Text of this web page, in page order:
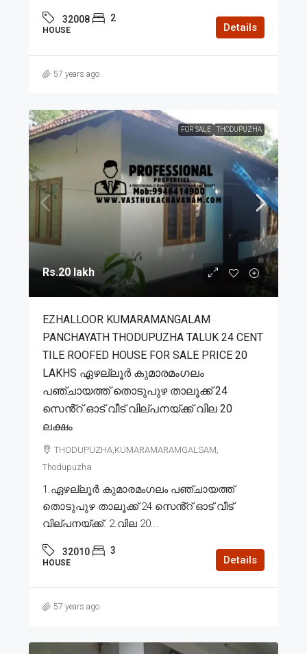
32008 2
HOUSE Details
57 years ago
FOR SALE THODUPUZHA
Rs.20 lakh
EZHALLOOR KUMARAMANGALAM
PANCHAYATH THODUPUZHA TALUK 24 CENT
TILE ROOFED HOUSE FOR SALE PRICE 20
LAKHS ഏഴല്ലൂർ കുമാരമംഗലം
പഞ്ചായത്ത് തൊടുപുഴ താലൂക്ക് 24
സെൻ്റ് ഓട് വീട് വില്പനയ്ക്ക് വില 20
ലക്ഷം
THODUPUZHA,KUMARAMARAMGALSAM,
Thodupuzha
1.ഏഴല്ലൂർ കുമാരമംഗലം പഞ്ചായത്ത്
തൊടുപുഴ താലൂക്ക് 24 സെൻ്റ് ഓട് വീട്
വില്പനയ്ക്ക്. 2.വില 20...
32010 3
HOUSE Details
57 years ago